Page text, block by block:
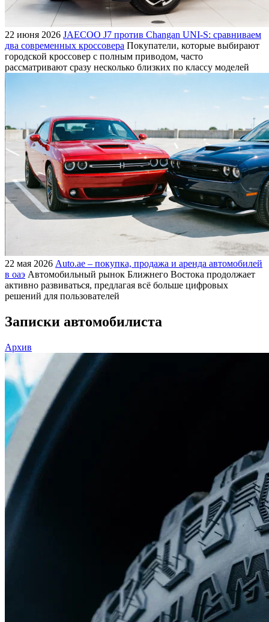
22 июня 2026 JAECOO J7 против Changan UNI-S: сравниваем
два современных кроссовера Покупатели, которые выбирают
городской кроссовер с полным приводом, часто
рассматривают сразу несколько близких по классу моделей
22 мая 2026 Auto.ae – покупка, продажа и аренда автомобилей
в оаэ Автомобильный рынок Ближнего Востока продолжает
активно развиваться, предлагая всё больше цифровых
решений для пользователей
Записки автомобилиста
Архив